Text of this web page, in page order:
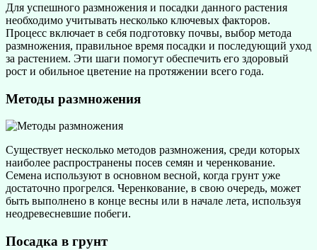
Для успешного размножения и посадки данного растения
необходимо учитывать несколько ключевых факторов.
Процесс включает в себя подготовку почвы, выбор метода
размножения, правильное время посадки и последующий уход
за растением. Эти шаги помогут обеспечить его здоровый
рост и обильное цветение на протяжении всего года.
Методы размножения
Существует несколько методов размножения, среди которых
наиболее распространены посев семян и черенкование.
Семена используют в основном весной, когда грунт уже
достаточно прогрелся. Черенкование, в свою очередь, может
быть выполнено в конце весны или в начале лета, используя
неодревесневшие побеги.
Посадка в грунт